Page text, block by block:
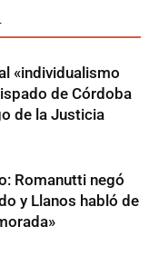
«individualismo
de Córdoba
de la Justicia
Romanutti negó
y Llanos habló de